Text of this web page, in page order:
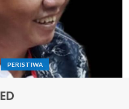
PERISTIWA